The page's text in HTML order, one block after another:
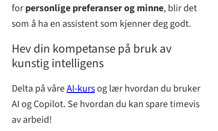
forpersonlige preferanser og minne, blir det
som å ha en assistent som kjenner deg godt.
Hev din kompetanse på bruk av
kunstig intelligens
Delta på våreAI-kursog lær hvordan du bruker
AI og Copilot. Se hvordan du kan spare timevis
av arbeid!